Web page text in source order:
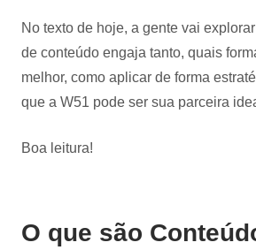
No texto de hoje, a gente vai
de conteúdo engaja tanto, quais
melhor, como aplicar de forma
que a W51 pode ser sua parceira
Boa leitura!
O que são